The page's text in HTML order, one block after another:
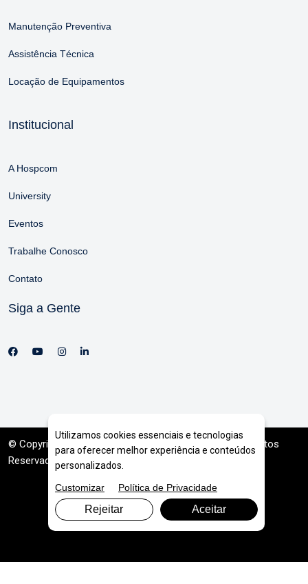
Manutenção Preventiva
Assistência Técnica
Locação de Equipamentos
Institucional
A Hospcom
University
Eventos
Trabalhe Conosco
Contato
Siga a Gente
© Copyright 2026. DIVIA Marketing Digital . Todos os Direitos
Reservados
Utilizamos cookies essenciais e tecnologias
para oferecer melhor experiência e conteúdos
personalizados.
Customizar
Política de Privacidade
Rejeitar Aceitar